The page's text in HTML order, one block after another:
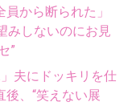
から断られた」
みしないのにお見
”
夫にドッキリを仕
、“笑えない展